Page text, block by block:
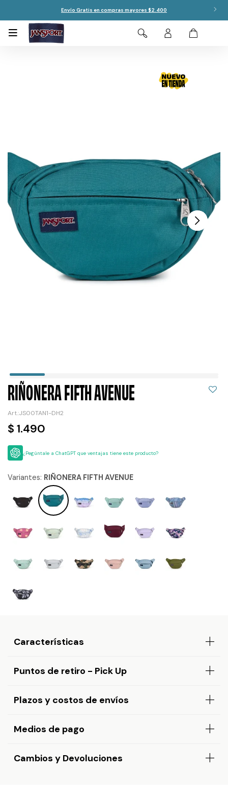
Envío Gratis en compras mayores $2.400

RIÑONERA FIFTH AVENUE
JS00TAN1-DH2
$ 1.490
¿Pegúntale a ChatGPT que ventajas tiene este producto?
Variantes: RIÑONERA FIFTH AVENUE
Características
Puntos de retiro - Pick Up
Plazos y costos de envíos
Medios de pago
Cambios y Devoluciones